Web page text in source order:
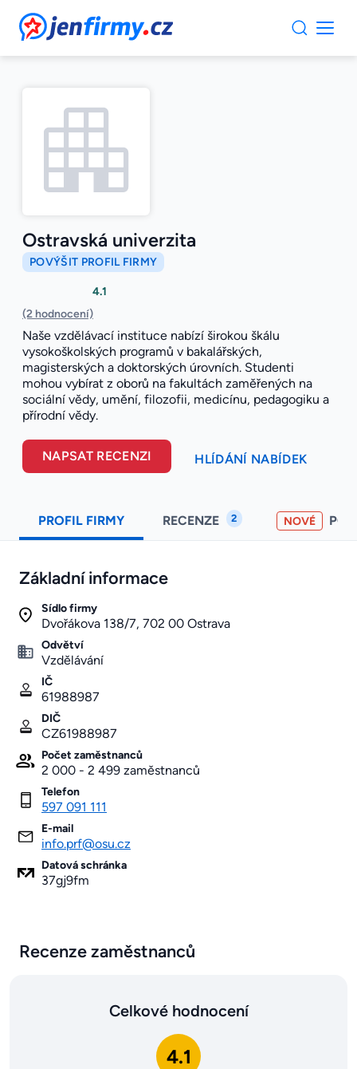
JenFirmy.cz
Ostravská univerzita
POVÝŠIT PROFIL FIRMY
4.1
(2 hodnocení)
Naše vzdělávací instituce nabízí širokou škálu
vysokoškolských programů v bakalářských,
magisterských a doktorských úrovních. Studenti
mohou vybírat z oborů na fakultách zaměřených na
sociální vědy, umění, filozofii, medicínu, pedagogiku a
přírodní vědy.
NAPSAT RECENZI HLÍDÁNÍ NABÍDEK
PROFIL FIRMY RECENZE 2 NOVÉ
Základní informace
Sídlo firmy
Dvořákova 138/7, 702 00 Ostrava
Odvětví
Vzdělávání
IČ
61988987
DIČ
CZ61988987
Počet zaměstnanců
2 000 - 2 499 zaměstnanců
Telefon
597 091 111
E-mail
info.prf@osu.cz
Datová schránka
37gj9fm
Recenze zaměstnanců
Celkové hodnocení
4.1